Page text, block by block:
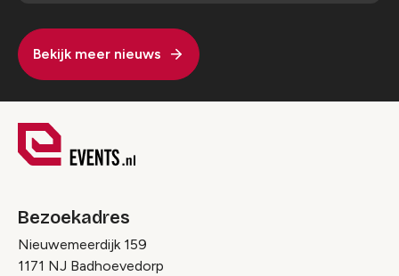
Bekijk meer nieuws
Bezoekadres
Nieuwemeerdijk 159
1171 NJ Badhoevedorp